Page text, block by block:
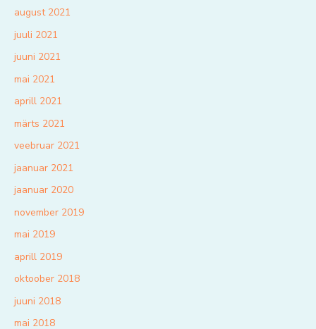
august 2021
juuli 2021
juuni 2021
mai 2021
aprill 2021
märts 2021
veebruar 2021
jaanuar 2021
jaanuar 2020
november 2019
mai 2019
aprill 2019
oktoober 2018
juuni 2018
mai 2018